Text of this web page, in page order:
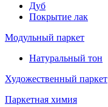
Дуб
Покрытие лак
Модульный паркет
Натуральный тон
Художественный паркет
Паркетная химия